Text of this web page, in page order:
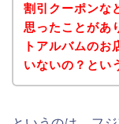
割引クーポンな
思ったことがあ
トアルバムのお
いないの？とい